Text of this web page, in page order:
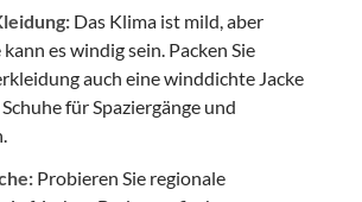
Das Klima ist mild, aber
es windig sein. Packen Sie
auch eine winddichte Jacke
für Spaziergänge und
Probieren Sie regionale